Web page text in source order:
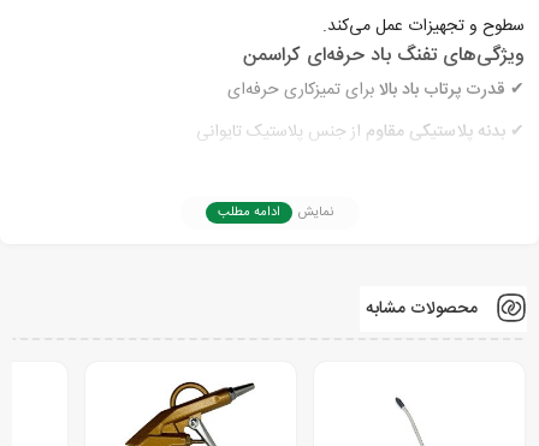
سطوح و تجهیزات عمل می‌کند.
ویژگی‌های تفنگ باد حرفه‌ای کراسمن
✔ قدرت پرتاب باد بالابرای تمیزکاری حرفه‌ای
✔ بدنه پلاستیکی مقاوم از جنس پلاستیک تایوانی
جهت جلوگیری از خوردگی بدنه پلاستیکی
✔نازل ۲ میلی‌متری با طول ۹۵ میلی‌متر
باد پاش و تفنگ باد کراسمن، بر روی
کلیک کنید.
نمایش ادامه مطلب
محصولات مشابه